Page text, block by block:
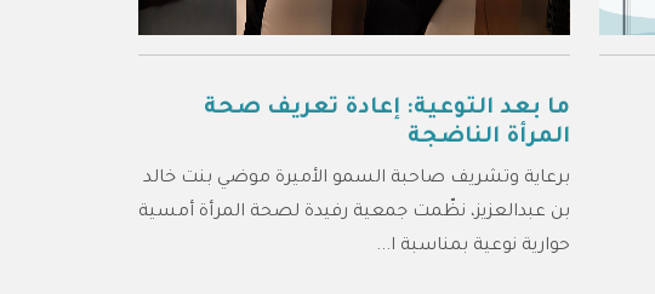
ما بعد التوعية: إعادة تعريف صحة
المرأة الناضجة
برعاية وتشريف صاحبة السمو الأميرة موضي بنت خالد
بن عبدالعزيز، نظّمت جمعية رفيدة لصحة المرأة أمسية
حوارية نوعية بمناسبة ا...